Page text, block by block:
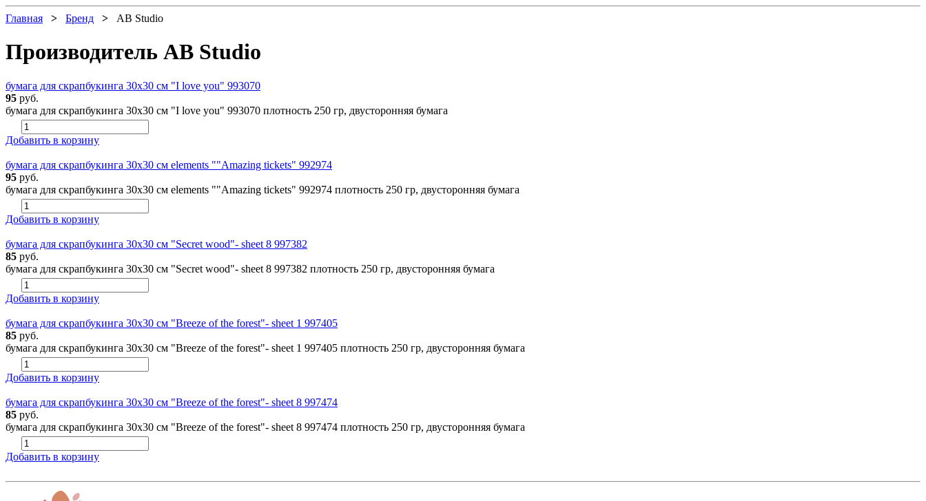
Главная > Бренд > AB Studio
Производитель AB Studio
бумага для скрапбукинга 30х30 см "I love you" 993070
95 руб.
бумага для скрапбукинга 30х30 см "I love you" 993070 плотность 250 гр, двусторонняя бумага
Добавить в корзину
бумага для скрапбукинга 30х30 см elements ""Amazing tickets" 992974
95 руб.
бумага для скрапбукинга 30х30 см elements ""Amazing tickets" 992974 плотность 250 гр, двусторонняя бумага
Добавить в корзину
бумага для скрапбукинга 30х30 см "Secret wood"- sheet 8 997382
85 руб.
бумага для скрапбукинга 30х30 см "Secret wood"- sheet 8 997382 плотность 250 гр, двусторонняя бумага
Добавить в корзину
бумага для скрапбукинга 30х30 см "Breeze of the forest"- sheet 1 997405
85 руб.
бумага для скрапбукинга 30х30 см "Breeze of the forest"- sheet 1 997405 плотность 250 гр, двусторонняя бумага
Добавить в корзину
бумага для скрапбукинга 30х30 см "Breeze of the forest"- sheet 8 997474
85 руб.
бумага для скрапбукинга 30х30 см "Breeze of the forest"- sheet 8 997474 плотность 250 гр, двусторонняя бумага
Добавить в корзину